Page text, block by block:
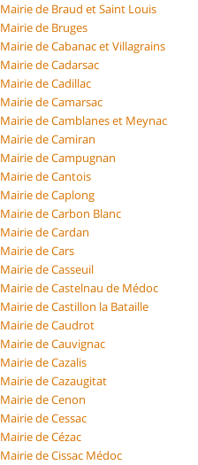
Mairie de Braud et Saint Louis
Mairie de Bruges
Mairie de Cabanac et Villagrains
Mairie de Cadarsac
Mairie de Cadillac
Mairie de Camarsac
Mairie de Camblanes et Meynac
Mairie de Camiran
Mairie de Campugnan
Mairie de Cantois
Mairie de Caplong
Mairie de Carbon Blanc
Mairie de Cardan
Mairie de Cars
Mairie de Casseuil
Mairie de Castelnau de Médoc
Mairie de Castillon la Bataille
Mairie de Caudrot
Mairie de Cauvignac
Mairie de Cazalis
Mairie de Cazaugitat
Mairie de Cenon
Mairie de Cessac
Mairie de Cézac
Mairie de Cissac Médoc